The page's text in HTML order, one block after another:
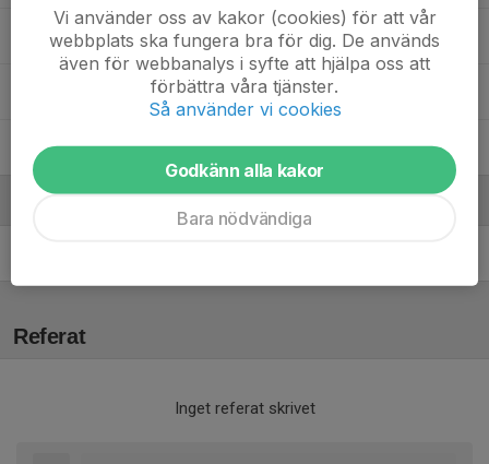
87. Victor Löfgren
91. Joseph König
Linus Sjöberg, Motion Rallarbandy
Referat
Inget referat skrivet
Vi använder oss av kakor (cookies) för att vår
webbplats ska fungera bra för dig. De används
även för webbanalys i syfte att hjälpa oss att
förbättra våra tjänster.
Så använder vi cookies
Godkänn alla kakor
Bara nödvändiga